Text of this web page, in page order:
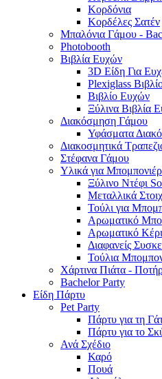
Κορδόνια
Κορδέλες Σατέν
Μπαλόνια Γάμου -
Photobooth
Βιβλία Ευχών
3D Είδη Για
Plexiglass
Βιβλίο Ευχών
Ξύλινα Βιβλία
Διακόσμηση Γάμου
Υφάσματα
Διακοσμητικά
Στέφανα Γάμου
Υλικά για
Ξύλινο Ντέφι
Μεταλλικά
Τούλι για
Αρωματικό
Αρωματικό
Διαφανείς
Τούλια
Χάρτινα Πιάτα -
Bachelor Party
Είδη Πάρτυ
Pet Party
Πάρτυ για τη
Πάρτυ για το
Ανά Σχέδιο
Καρό
Πουά